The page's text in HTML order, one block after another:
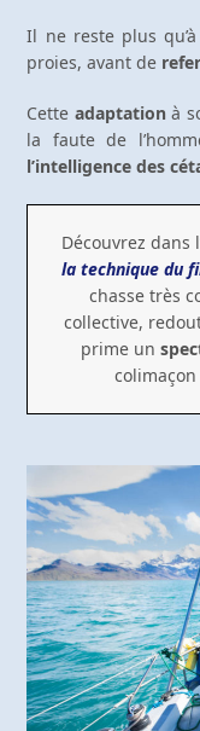
Il ne reste plus qu’à
proies, avant de
Cette adaptationà
la faute de
l’intelligence des
Découvrez dans
la technique du
chasse très
collective,
prime un
colimaçon